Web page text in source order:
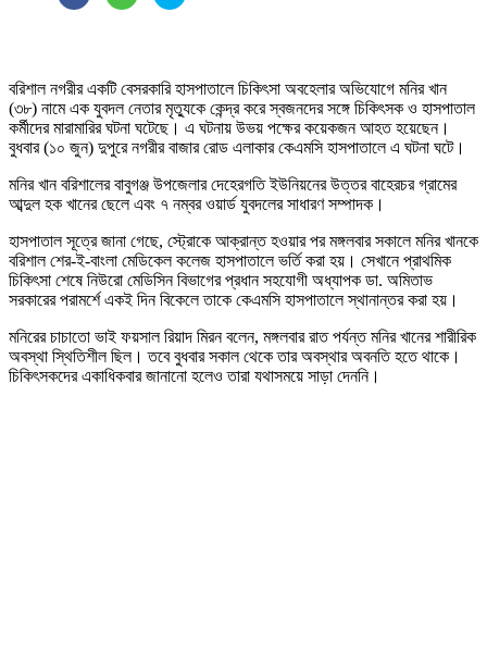
বরিশাল নগরীর একটি বেসরকারি হাসপাতালে চিকিৎসা অবহেলার অভিযোগে মনির খান
(৩৮) নামে এক যুবদল নেতার মৃত্যুকে কেন্দ্র করে স্বজনদের সঙ্গে চিকিৎসক ও হাসপাতাল
কর্মীদের মারামারির ঘটনা ঘটেছে। এ ঘটনায় উভয় পক্ষের কয়েকজন আহত হয়েছেন।
বুধবার (১০ জুন) দুপুরে নগরীর বাজার রোড এলাকার কেএমসি হাসপাতালে এ ঘটনা ঘটে।
মনির খান বরিশালের বাবুগঞ্জ উপজেলার দেহেরগতি ইউনিয়নের উত্তর বাহেরচর গ্রামের
আব্দুল হক খানের ছেলে এবং ৭ নম্বর ওয়ার্ড যুবদলের সাধারণ সম্পাদক।
হাসপাতাল সূত্রে জানা গেছে, স্ট্রোকে আক্রান্ত হওয়ার পর মঙ্গলবার সকালে মনির খানকে
বরিশাল শের-ই-বাংলা মেডিকেল কলেজ হাসপাতালে ভর্তি করা হয়। সেখানে প্রাথমিক
চিকিৎসা শেষে নিউরো মেডিসিন বিভাগের প্রধান সহযোগী অধ্যাপক ডা. অমিতাভ
সরকারের পরামর্শে একই দিন বিকেলে তাকে কেএমসি হাসপাতালে স্থানান্তর করা হয়।
মনিরের চাচাতো ভাই ফয়সাল রিয়াদ মিরন বলেন, মঙ্গলবার রাত পর্যন্ত মনির খানের শারীরিক
অবস্থা স্থিতিশীল ছিল। তবে বুধবার সকাল থেকে তার অবস্থার অবনতি হতে থাকে।
চিকিৎসকদের একাধিকবার জানানো হলেও তারা যথাসময়ে সাড়া দেননি।